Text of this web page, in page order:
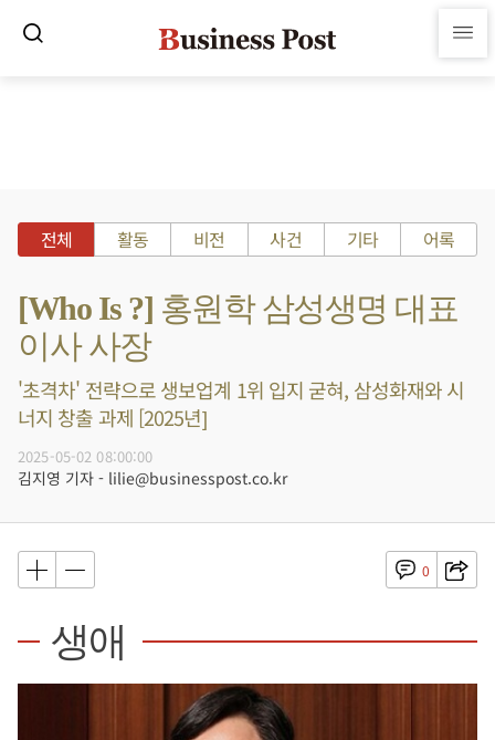
전체 활동 비전 사건 기타 어록
[Who Is ?] 홍원학 삼성생명 대표
이사 사장
'초격차' 전략으로 생보업계 1위 입지 굳혀, 삼성화재와 시
너지 창출 과제 [2025년]
2025-05-02 08:00:00
김지영 기자 - lilie@businesspost.co.kr
0
생애